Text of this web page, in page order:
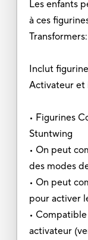
Les enfants
à ces
Inclut
Activateur et
• Figurines
Stuntwing
• On peut
des modes
• On peut
pour activer
•
activateur